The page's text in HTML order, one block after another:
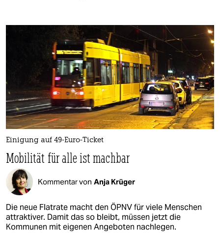
Einigung auf 49-Euro-Ticket
Mobilität für alle ist machbar
Kommentar von Anja Krüger
Die neue Flatrate macht den ÖPNV für viele Menschen
attraktiver. Damit das so bleibt, müssen jetzt die
Kommunen mit eigenen Angeboten nachlegen.